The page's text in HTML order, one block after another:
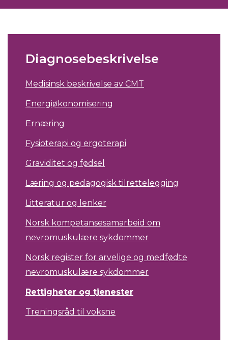
Diagnosebeskrivelse
Medisinsk beskrivelse av CMT
Energiøkonomisering
Ernæring
Fysioterapi og ergoterapi
Graviditet og fødsel
Læring og pedagogisk tilrettelegging
Litteratur og lenker
Norsk kompetansesamarbeid om
nevromuskulære sykdommer
Norsk register for arvelige og medfødte
nevromuskulære sykdommer
Rettigheter og tjenester
Treningsråd til voksne